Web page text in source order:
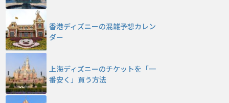
香港ディズニーの混雑予想カレン
ダー
上海ディズニーのチケットを「一
番安く」買う方法